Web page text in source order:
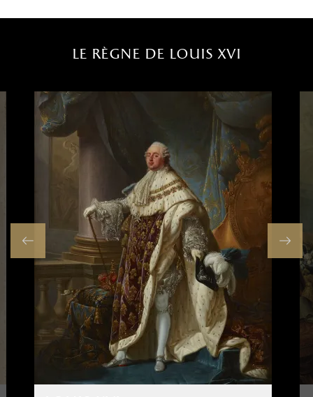
le règne de louis xvi